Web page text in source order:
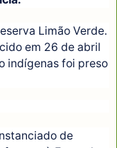
Limão Verde.
em 26 de abril
indígenas foi preso
de